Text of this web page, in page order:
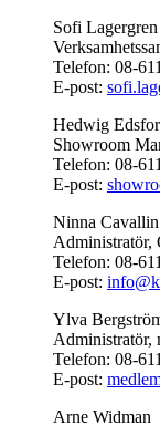
Sofi Lagergren
Telefon: 08-
E-post:
Hedwig
Showroom
Telefon: 08-
E-post:
Ninna Cavallin
Administratör,
Telefon: 08-
E-post:
Ylva
Administratör,
Telefon: 08-
E-post:
Arne Widman